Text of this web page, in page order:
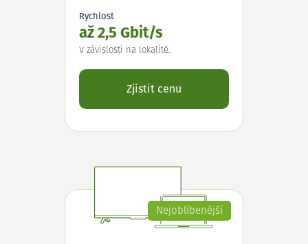
Rychlost
až 2,5 Gbit/s
V závislosti na lokalitě.
Zjistit cenu
Nejoblíbenější